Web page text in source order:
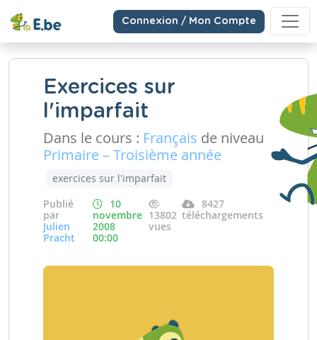
Connexion / Mon Compte
Exercices sur
l'imparfait
Dans le cours : Français de niveau
Primaire – Troisième année
exercices sur l'imparfait
Publié
par
Julien
Pracht
10
novembre
2008
00:00
13802
vues
8427
téléchargements